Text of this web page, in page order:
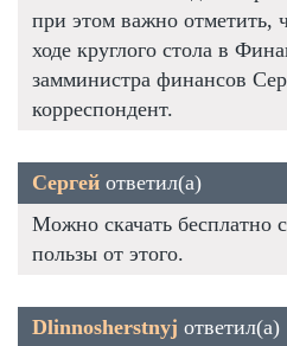
при этом важно отметить,
ходе круглого стола в
замминистра финансов
корреспондент.
Сергей ответил(а)
Можно скачать бесплатно
пользы от этого.
Dlinnosherstnyj ответил(а)